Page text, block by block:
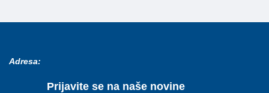
Adresa:
Prijavite se na naše novine